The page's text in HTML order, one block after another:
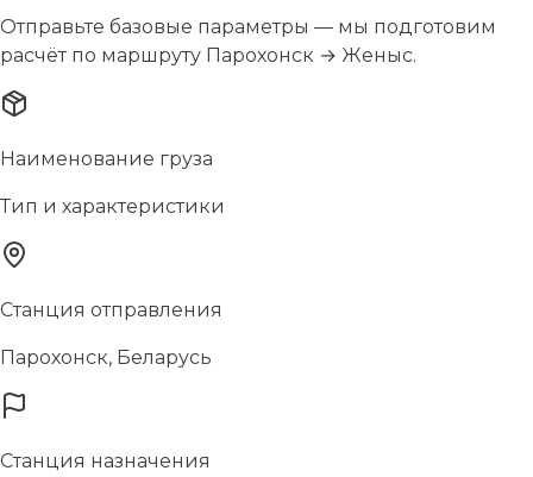
Отправьте базовые параметры — мы подготовим
расчёт по маршруту Парохонск → Женыс.
Наименование груза
Тип и характеристики
Станция отправления
Парохонск, Беларусь
Станция назначения